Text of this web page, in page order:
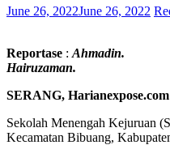
June 26, 2022June 26, 2022
Reportase : Ahmadin.
Hairuzaman.
SERANG,
Sekolah Menengah Kejuruan
Kecamatan Bibuang,